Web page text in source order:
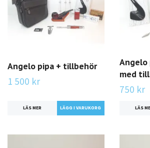
Angelo pipa + tillbehör
1 500 kr
LÄS MER
Angelo
med
750 kr
LÄS